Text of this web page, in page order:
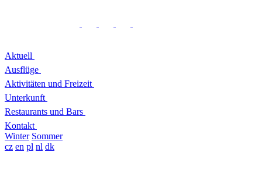
Aktuell
Ausflüge
Aktivitäten und Freizeit
Unterkunft
Restaurants und Bars
Kontakt
Winter Sommer
cz en pl nl dk